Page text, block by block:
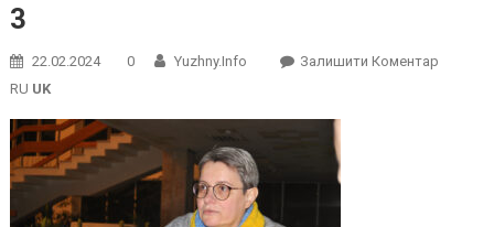
3
22.02.2024 0 Yuzhny.info Залишити КоментарOn
RU UK